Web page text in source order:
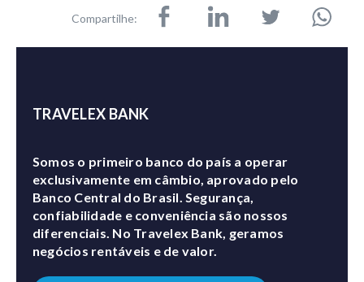
Compartilhe:
TRAVELEX BANK
Somos o primeiro banco do país a operar
exclusivamente em câmbio, aprovado pelo
Banco Central do Brasil. Segurança,
confiabilidade e conveniência são nossos
diferenciais. No Travelex Bank, geramos
negócios rentáveis e de valor.